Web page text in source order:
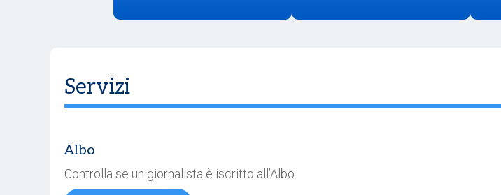
Servizi
Albo
Controlla se un giornalista è iscritto all’Albo